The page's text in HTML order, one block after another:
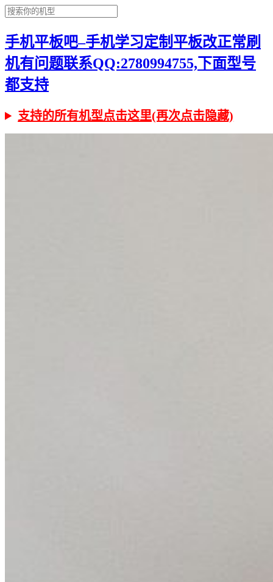
手机平板吧–手机学习定制平板改正常刷
机有问题联系QQ:2780994755,下面型号
都支持
支持的所有机型点击这里(再次点击隐藏)